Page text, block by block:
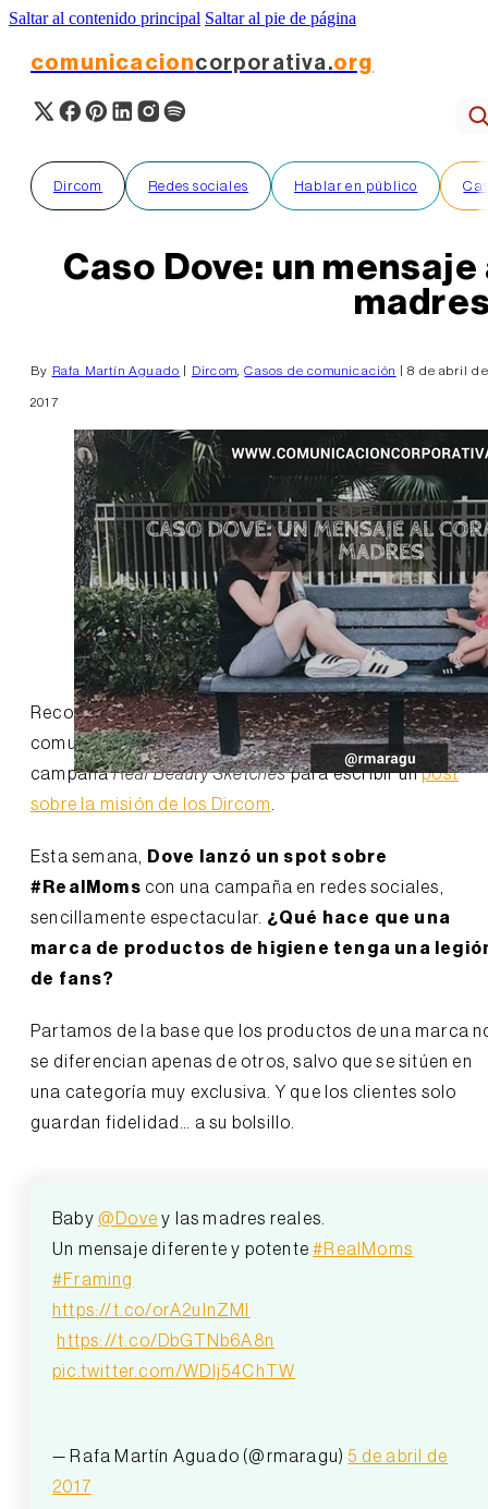
Saltar al contenido principal Saltar al pie de página
comunicacioncorporativa.org
Dircom Redes sociales Hablar en público
Caso Dove: un
By Rafa Martín Aguado Dircom,Casos de comunicación | 8 de abril de
2017
Reconozco que tengo cierta debilidad por la
comunicación de Dove. Hace tiempo aproveché su
campañaReal Beauty Sketchespara escribir unpost
sobre la misión de los Dircom.
Esta semana, Dove lanzó un spot sobre
#RealMoms con una campaña en redes sociales,
sencillamente espectacular. ¿Qué hace que una
marca de productos de higiene tenga una
de fans?
Partamos de la base que los productos de una marca
se diferencian apenas de otros, salvo que se sitúen en
una categoría muy exclusiva. Y que los clientes solo
guardan fidelidad… a su bolsillo.
Baby @Dove y las madres reales.
Un mensaje diferente y potente#RealMoms
#Framing
https://t.co/orA2uInZMl
https://t.co/DbGTNb6A8n
pic.twitter.com/WDlj54ChTW
— Rafa Martín Aguado (@rmaragu) 5 de abril de
2017